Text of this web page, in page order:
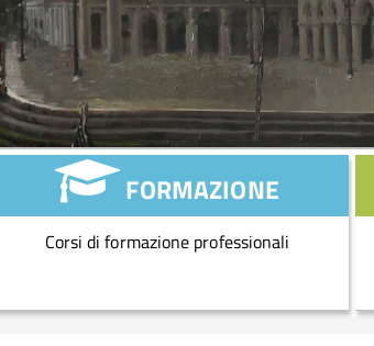
FORMAZIONE
Corsi di formazione professionali